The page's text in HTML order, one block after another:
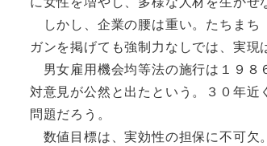
しかし、企業の腰は重い。たちまち
ガンを掲げても強制力なしでは、実現
男女雇用機会均等法の施行は１９８
対意見が公然と出たという。３０年近
問題だろう。
数値目標は、実効性の担保に不可欠